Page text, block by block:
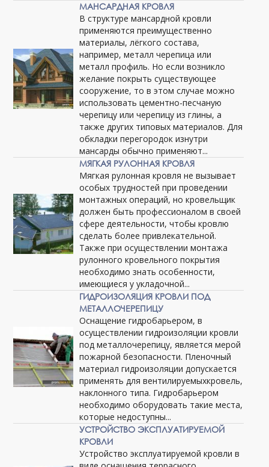
МАНСАРДНАЯ КРОВЛЯ
В структуре мансардной кровли
применяются преимущественно
материалы, лёгкого состава,
например, металл черепица или
металл профиль. Но если возникло
желание покрыть существующее
сооружение, то в этом случае можно
использовать цементно-песчаную
черепицу или черепицу из глины, а
также других типовых материалов. Для
обкладки перегородок изнутри
мансарды обычно применяют...
МЯГКАЯ РУЛОННАЯ КРОВЛЯ
Мягкая рулонная кровля не вызывает
особых трудностей при проведении
монтажных операций, но кровельщик
должен быть профессионалом в своей
сфере деятельности, чтобы кровлю
сделать более привлекательной.
Также при осуществлении монтажа
рулонного кровельного покрытия
необходимо знать особенности,
имеющиеся у укладочной...
ГИДРОИЗОЛЯЦИЯ КРОВЛИ ПОД
МЕТАЛЛОЧЕРЕПИЦУ
Оснащение гидробарьером, в
осуществлении гидроизоляции кровли
под металлочерепицу, является мерой
пожарной безопасности. Пленочный
материал гидроизоляции допускается
применять для вентилируемыхкровель,
наклонного типа. Гидробарьером
необходимо оборудовать такие места,
которые недоступны...
УСТРОЙСТВО ЭКСПЛУАТИРУЕМОЙ
КРОВЛИ
Устройство эксплуатируемой кровли в